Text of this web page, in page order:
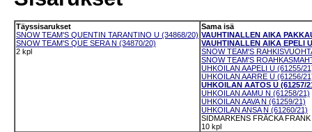
Täyssisarukset
SNOW TEAM'S QUENTIN TARANTINO U (34868/20)
SNOW TEAM'S QUE SERA N (34870/20)
2 kpl
Sama isä
VAUHTINALLEN AIKA
VAUHTINALLEN AIKA EPELI
SNOW TEAM'S
SNOW TEAM'S
UHKOILAN AAPELI U (61255/
UHKOILAN AARRE U (61256/
UHKOILAN AATOS U (61257/
UHKOILAN AAMU N (61258/21)
UHKOILAN AAVA N (61259/21)
UHKOILAN ANSA N (61260/21)
SIDMARKENS FRÄCKA
10 kpl